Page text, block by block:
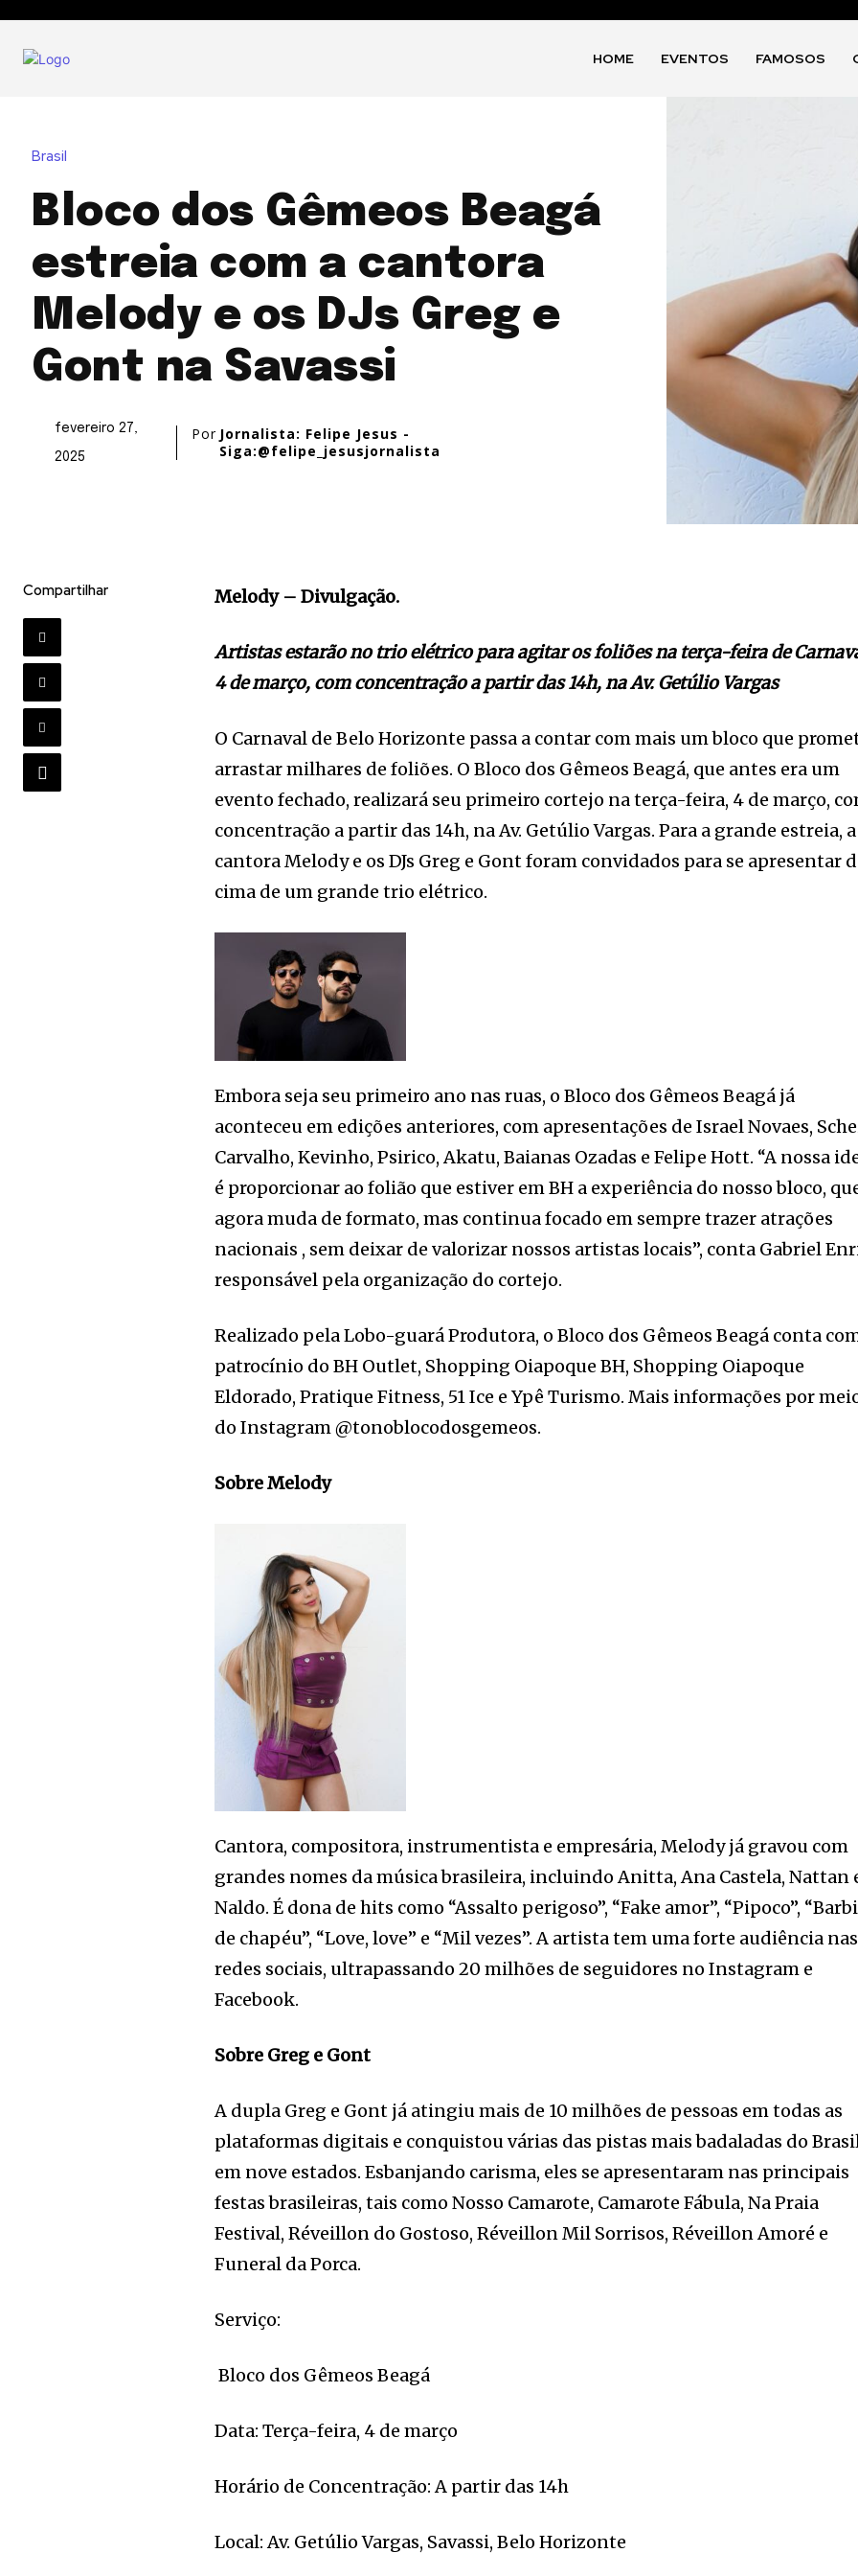
HOME EVENTOS FAMOSOS
Brasil
Bloco dos Gêmeos Beagá
estreia com a cantora
Melody e os DJs Greg e
Gont na Savassi
fevereiro 27,
2025
Por Jornalista: Felipe Jesus -
Siga:@felipe_jesusjornalista
Compartilhar Melody – Divulgação.
Artistas estarão no trio elétrico para agitar os foliões na terça-feira de
4 de março, com concentração a partir das 14h, na Av. Getúlio Vargas
O Carnaval de Belo Horizonte passa a contar com mais um bloco que
arrastar milhares de foliões. O Bloco dos Gêmeos Beagá, que antes era um
evento fechado, realizará seu primeiro cortejo na terça-feira, 4 de março,
concentração a partir das 14h, na Av. Getúlio Vargas. Para a grande estreia, a
cantora Melody e os DJs Greg e Gont foram convidados para se apresentar
cima de um grande trio elétrico.
Embora seja seu primeiro ano nas ruas, o Bloco dos Gêmeos Beagá já
aconteceu em edições anteriores, com apresentações de Israel Novaes,
Carvalho, Kevinho, Psirico, Akatu, Baianas Ozadas e Felipe Hott. “A nossa
é proporcionar ao folião que estiver em BH a experiência do nosso bloco,
agora muda de formato, mas continua focado em sempre trazer atrações
nacionais , sem deixar de valorizar nossos artistas locais”, conta Gabriel
responsável pela organização do cortejo.
Realizado pela Lobo-guará Produtora, o Bloco dos Gêmeos Beagá conta
patrocínio do BH Outlet, Shopping Oiapoque BH, Shopping Oiapoque
Eldorado, Pratique Fitness, 51 Ice e Ypê Turismo. Mais informações por
do Instagram @tonoblocodosgemeos.
Sobre Melody
Cantora, compositora, instrumentista e empresária, Melody já gravou com
grandes nomes da música brasileira, incluindo Anitta, Ana Castela, Nattan
Naldo. É dona de hits como “Assalto perigoso”, “Fake amor”, “Pipoco”,
de chapéu”, “Love, love” e “Mil vezes”. A artista tem uma forte audiência nas
redes sociais, ultrapassando 20 milhões de seguidores no Instagram e
Facebook.
Sobre Greg e Gont
A dupla Greg e Gont já atingiu mais de 10 milhões de pessoas em todas as
plataformas digitais e conquistou várias das pistas mais badaladas do
em nove estados. Esbanjando carisma, eles se apresentaram nas principais
festas brasileiras, tais como Nosso Camarote, Camarote Fábula, Na Praia
Festival, Réveillon do Gostoso, Réveillon Mil Sorrisos, Réveillon Amoré e
Funeral da Porca.
Serviço:
Bloco dos Gêmeos Beagá
Data: Terça-feira, 4 de março
Horário de Concentração: A partir das 14h
Local: Av. Getúlio Vargas, Savassi, Belo Horizonte